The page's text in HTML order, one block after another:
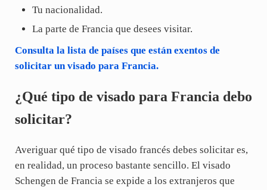
Tu nacionalidad.
La parte de Francia que desees visitar.
Consulta la lista de países que están exentos de
solicitar un visado para Francia.
¿Qué tipo de visado para Francia debo
solicitar?
Averiguar qué tipo de visado francés debes solicitar es,
en realidad, un proceso bastante sencillo. El visado
Schengen de Francia se expide a los extranjeros que